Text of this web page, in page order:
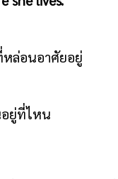
ล่อนอาศัยอยู่
ยู่ที่ไหน